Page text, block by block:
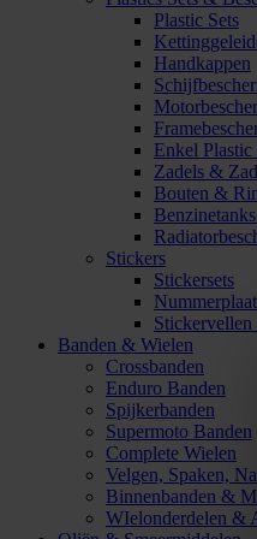
Plastic Sets
Handkappen
Enkel Plastic
Zadels &
Bouten &
Stickers
Stickersets
Stickervellen
Banden & Wielen
Crossbanden
Enduro Banden
Spijkerbanden
Supermoto Banden
Complete Wielen
Velgen, Spaken,
Binnenbanden &
WIelonderdelen &